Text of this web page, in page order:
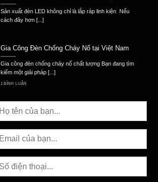
Sản xuất đèn LED không chỉ là lắp ráp linh kiện Nếu
cách đây hơn [...]
Gia Công Đèn Chống Cháy Nổ tại Việt Nam
Gia công đèn chống cháy nổ chất lượng Bạn đang tìm
kiếm một giải pháp [...]
1 BÌNH LUẬN